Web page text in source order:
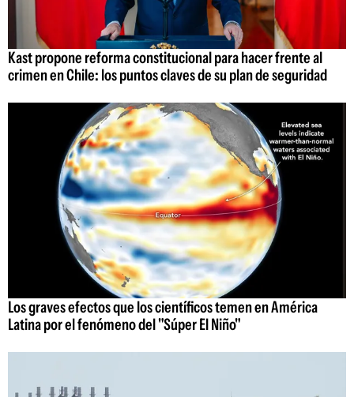
Kast propone reforma constitucional para hacer frente al
crimen en Chile: los puntos claves de su plan de seguridad
Los graves efectos que los científicos temen en América
Latina por el fenómeno del "Súper El Niño"